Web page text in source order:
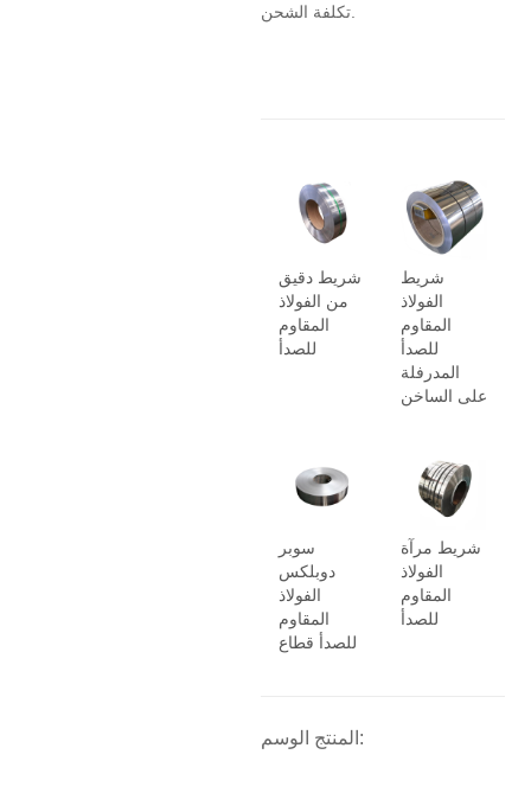
تكلفة الشحن.
شريط دقيق
من الفولاذ
المقاوم
للصدأ
شريط
الفولاذ
المقاوم
للصدأ
المدرفلة
على الساخن
سوبر
دوبلكس
الفولاذ
المقاوم
للصدأ قطاع
شريط مرآة
الفولاذ
المقاوم
للصدأ
المنتج الوسم: